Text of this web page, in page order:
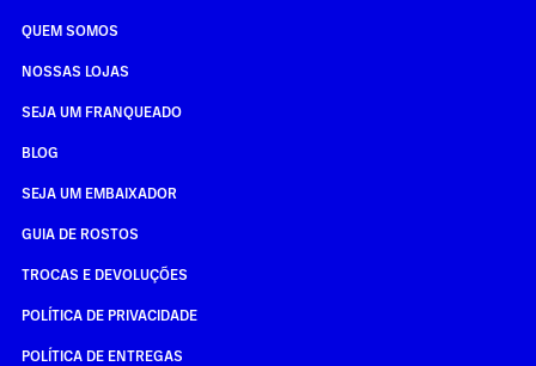
QUEM SOMOS
NOSSAS LOJAS
SEJA UM FRANQUEADO
BLOG
SEJA UM EMBAIXADOR
GUIA DE ROSTOS
TROCAS E DEVOLUÇÕES
POLÍTICA DE PRIVACIDADE
POLÍTICA DE ENTREGAS